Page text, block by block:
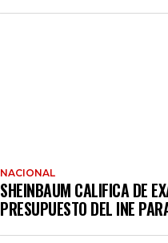
NACIONAL
SHEINBAUM CALIFICA DE
PRESUPUESTO DEL INE